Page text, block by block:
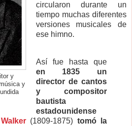
y
y
circularon durante un
tiempo muchas diferentes
versiones musicales de
ese himno.
Así fue hasta que
en 1835 un
director de cantos
y compositor
bautista
estadounidense
(1809-1875) tomó la